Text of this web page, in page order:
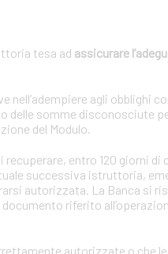
tesa ad assicurare
agli obblighi
delle somme disconosciute
del Modulo.
entro 120 giorni di
successiva istruttoria,
autorizzata. La Banca si
riferito
autorizzate o che le